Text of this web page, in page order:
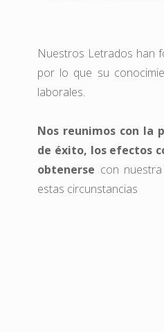
Nuestros Letrados han
por lo que su
laborales.
Nos reunimos con la
de éxito, los efectos
obtenerse con
estas circunstancias